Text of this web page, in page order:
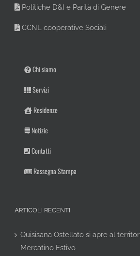
Politiche D&I e Parità di Genere
CCNL cooperative Sociali
Chi siamo
Servizi
Residenze
Notizie
Contatti
Rassegna Stampa
ARTICOLI RECENTI
Quisisana Ostellato si apre al
Mercatino Estivo